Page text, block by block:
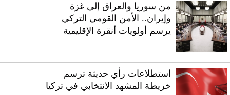
من سوريا والعراق إلى غزة
وإيران.. الأمن القومي التركي
يرسم أولويات أنقرة الإقليمية
استطلاعات رأي حديثة ترسم
خريطة المشهد الانتخابي في تركيا